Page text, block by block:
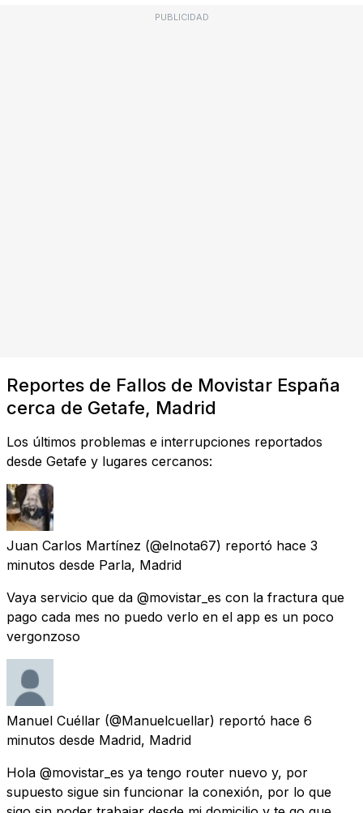
PUBLICIDAD
Reportes de Fallos de Movistar España
cerca de Getafe, Madrid
Los últimos problemas e interrupciones reportados
desde Getafe y lugares cercanos:
Juan Carlos Martínez (@elnota67) reportó hace 3
minutos desde Parla, Madrid
Vaya servicio que da @movistar_es con la fractura que
pago cada mes no puedo verlo en el app es un poco
vergonzoso
Manuel Cuéllar (@Manuelcuellar) reportó hace 6
minutos desde Madrid, Madrid
Hola @movistar_es ya tengo router nuevo y, por
supuesto sigue sin funcionar la conexión, por lo que